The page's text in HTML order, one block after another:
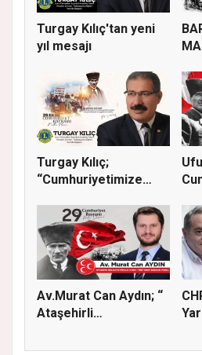
Turgay Kılıç'tan yeni
yıl mesajı
Turgay Kılıç;
“Cumhuriyetimize
Av.Murat Can Aydın; “
Ataşehirli